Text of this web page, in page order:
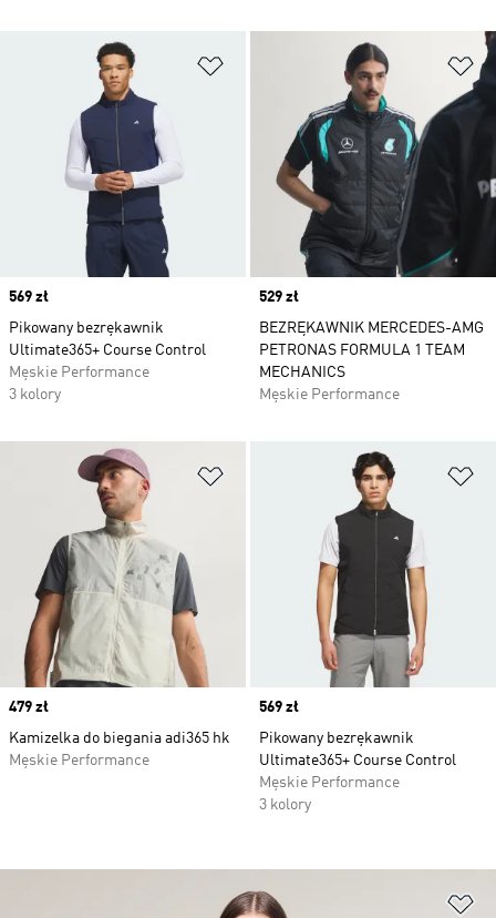
Dodaj do listy życzeń
Price
569 zł
Pikowany bezrękawnik
Ultimate365+ Course Control
Męskie Performance
3 kolory
Price
529 zł
BEZRĘKAWNIK MERCEDES-AMG
PETRONAS FORMULA 1 TEAM
MECHANICS
Męskie Performance
Dodaj do listy życzeń
Price
479 zł
Kamizelka do biegania adi365 hk
Męskie Performance
Price
569 zł
Pikowany bezrękawnik
Ultimate365+ Course Control
Męskie Performance
3 kolory